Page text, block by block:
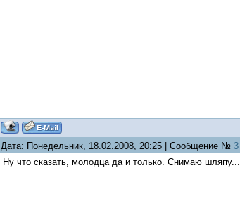
Дата: Понедельник, 18.02.2008, 20:25 | Сообщение № 3
Ну что сказать, молодца да и только. Снимаю шляпу...